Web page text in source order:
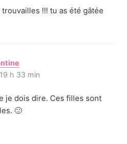
!!! tu as été gâtée
i
:
h 33 min
je dois dire. Ces filles sont
🙂